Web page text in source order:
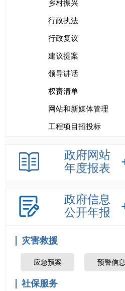
乡村振兴
行政执法
行政复议
建议提案
领导讲话
权责清单
网站和新媒体管理
工程项目招投标
政府网站
年度报表
政府信息
公开年报
灾害救援
应急预案 预警信息
社保服务